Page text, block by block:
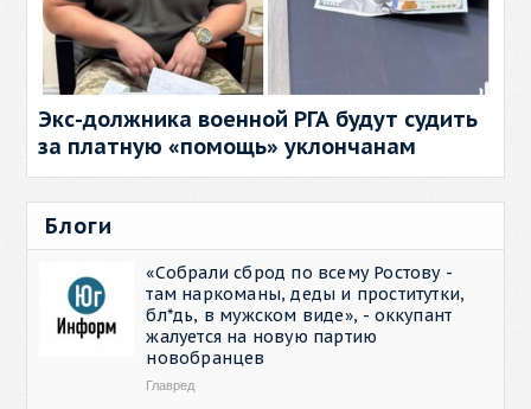
Экс-должника военной РГА будут судить
за платную «помощь» уклончанам
Блоги
«Собрали сброд по всему Ростову -
там наркоманы, деды и проститутки,
бл*дь, в мужском виде», - оккупант
жалуется на новую партию
новобранцев
Главред